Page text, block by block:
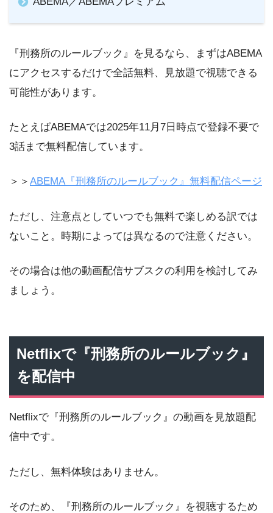
『刑務所のルールブック』を見るなら、まずはABEMA
にアクセスするだけで全話無料、見放題で視聴できる
可能性があります。
たとえばABEMAでは2025年11月7日時点で登録不要で
3話まで無料配信しています。
＞＞ ABEMA『刑務所のルールブック』無料配信ページ
ただし、注意点としていつでも無料で楽しめる訳では
ないこと。時期によっては異なるので注意ください。
その場合は他の動画配信サブスクの利用を検討してみ
ましょう。
Netflixで『刑務所のルールブック』
を配信中
Netflixで『刑務所のルールブック』の動画を見放題配
信中です。
ただし、無料体験はありません。
そのため、『刑務所のルールブック』を視聴するため